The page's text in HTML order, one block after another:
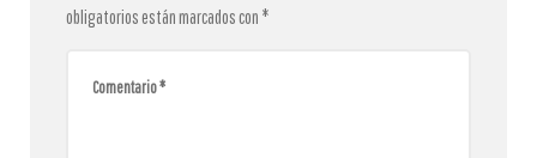
obligatorios están marcados con *